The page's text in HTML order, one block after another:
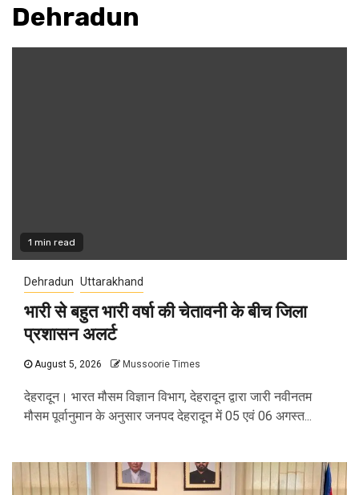
Dehradun
1 min read
Dehradun Uttarakhand
भारी से बहुत भारी वर्षा की चेतावनी के बीच जिला
प्रशासन अलर्ट
August 5, 2026 Mussoorie Times
देहरादून। भारत मौसम विज्ञान विभाग, देहरादून द्वारा जारी नवीनतम
मौसम पूर्वानुमान के अनुसार जनपद देहरादून में 05 एवं 06 अगस्त...